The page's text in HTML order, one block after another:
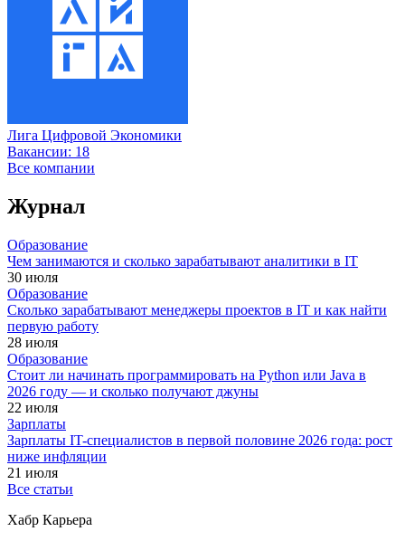
Лига Цифровой Экономики
Вакансии: 18
Все компании
Журнал
Образование
Чем занимаются и сколько зарабатывают аналитики в IT
30 июля
Образование
Сколько зарабатывают менеджеры проектов в IT и как найти
первую работу
28 июля
Образование
Стоит ли начинать программировать на Python или Java в
2026 году — и сколько получают джуны
22 июля
Зарплаты
Зарплаты IT-специалистов в первой половине 2026 года: рост
ниже инфляции
21 июля
Все статьи
Хабр Карьера